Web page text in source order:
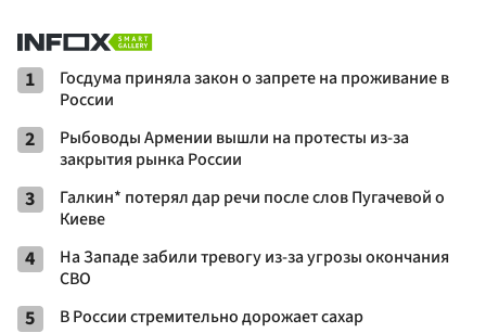
1
Госдума приняла закон о запрете на проживание в
России
2
Рыбоводы Армении вышли на протесты из-за
закрытия рынка России
3
Галкин* потерял дар речи после слов Пугачевой о
Киеве
4
На Западе забили тревогу из-за угрозы окончания
СВО
5 В России стремительно дорожает сахар